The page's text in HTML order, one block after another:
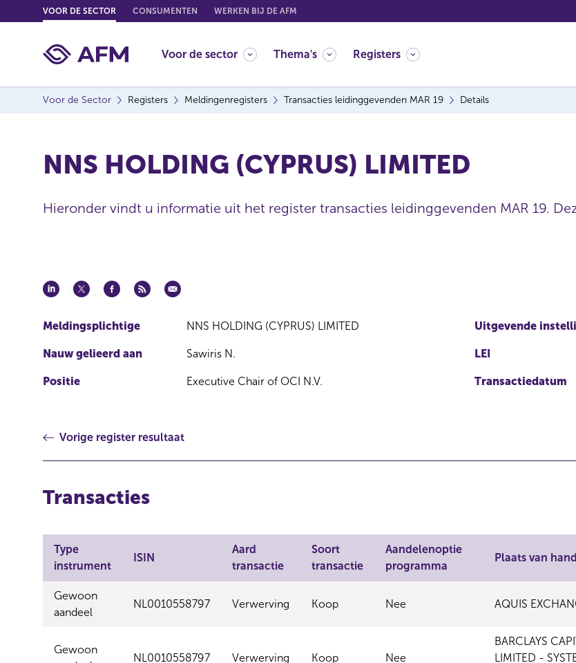
o
o
VOOR DE SECTOR CONSUMENTEN WERKEN BIJ DE AFM
Voor de sector Thema's Registers
Voor de Sector Registers Meldingenregisters Transacties leidinggevenden MAR 19 Details
NNS HOLDING (CYPRUS) LIMITED
Hieronder vindt u informatie uit het register transacties leidinggevenden MAR 19.
Meldingsplichtige NNS HOLDING (CYPRUS) LIMITED Uitgevende
Nauw gelieerd aan Sawiris N. LEI
Positie Executive Chair of OCI N.V. Transactiedatum
Vorige register resultaat
Transacties
Type
instrument
ISIN
Aard
transactie
Soort
transactie
Aandelenoptie
programma
Plaats van
Gewoon
aandeel
NL0010558797 Verwerving Koop Nee AQUIS
Gewoon
NL0010558797 Verwerving Koop Nee
BARCLAYS
LIMITED -